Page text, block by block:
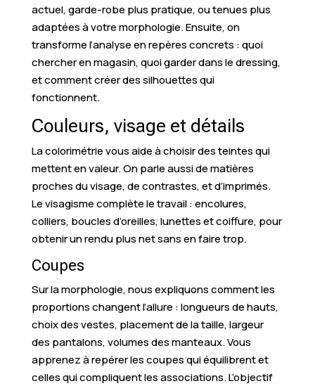
actuel, garde-robe plus pratique, ou tenues plus
adaptées à votre morphologie. Ensuite, on
transforme l’analyse en repères concrets : quoi
chercher en magasin, quoi garder dans le dressing,
et comment créer des silhouettes qui
fonctionnent.
Couleurs, visage et détails
La colorimétrie vous aide à choisir des teintes qui
mettent en valeur. On parle aussi de matières
proches du visage, de contrastes, et d’imprimés.
Le visagisme complète le travail : encolures,
colliers, boucles d’oreilles, lunettes et coiffure, pour
obtenir un rendu plus net sans en faire trop.
Coupes
Sur la morphologie, nous expliquons comment les
proportions changent l’allure : longueurs de hauts,
choix des vestes, placement de la taille, largeur
des pantalons, volumes des manteaux. Vous
apprenez à repérer les coupes qui équilibrent et
celles qui compliquent les associations. L’objectif